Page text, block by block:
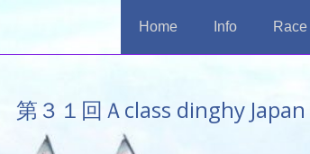
Home Info Race
第３１回Ａclass dinghy